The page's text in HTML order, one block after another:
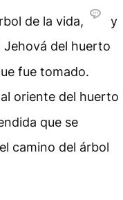
de la vida,
y
Jehová del huerto
fue tomado.
oriente del huerto
que se
camino del árbol